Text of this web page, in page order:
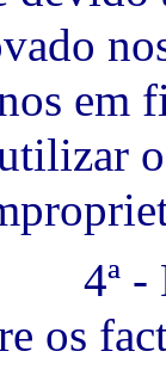
em
-
os